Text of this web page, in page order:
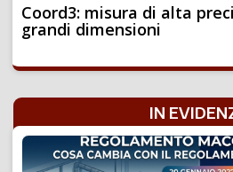
Coord3: misura di alta
grandi dimensioni
IN